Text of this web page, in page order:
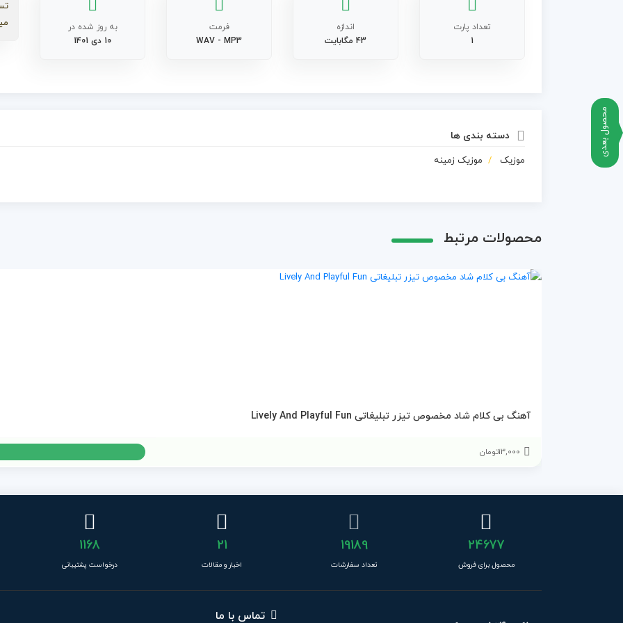
محصول بعدی
تعداد پارت
1
اندازه
43 مگابایت
فرمت
WAV - MP3
به روز شده در
10 دی 1401
دسته بندی ها
موزیک موزیک زمینه
محصولات مرتبط
آهنگ بی کلام شاد مخصوص تیزر تبلیغاتی Lively And Playful Fun
13,000تومان
24677
محصول برای فروش
19189
تعداد سفارشات
21
اخبار و مقالات
1168
درخواست پشتیبانی
تماس با ما